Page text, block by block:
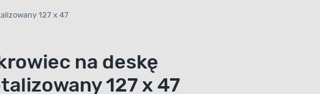
127 x 47
na deskę
127 x 47